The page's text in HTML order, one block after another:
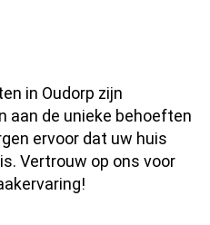
in Oudorp zijn
aan de unieke behoeften
ervoor dat uw huis
Vertrouw op ons voor